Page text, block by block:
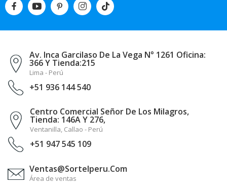
Av. Inca Garcilaso De La Vega N° 1261 Oficina:
366 Y Tienda:215
Lima - Perú
+51 936 144 540
Centro Comercial Señor De Los Milagros,
Tienda: 146A Y 276,
Ventanilla, Callao - Perú
+51 947 545 109
Ventas@sortelperu.com
Área de ventas